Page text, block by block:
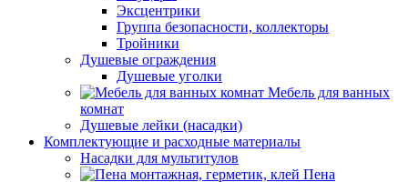
Эксцентрики
Группа безопасности, коллекторы
Тройники
Душевые ограждения
Душевые уголки
Мебель для ванных
комнат
Душевые лейки (насадки)
Комплектующие и расходные материалы
Насадки для мультитулов
Пена